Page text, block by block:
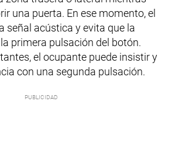
una puerta. En ese momento, el
señal acústica y evita que la
primera pulsación del botón.
el ocupante puede insistir y
con una segunda pulsación.